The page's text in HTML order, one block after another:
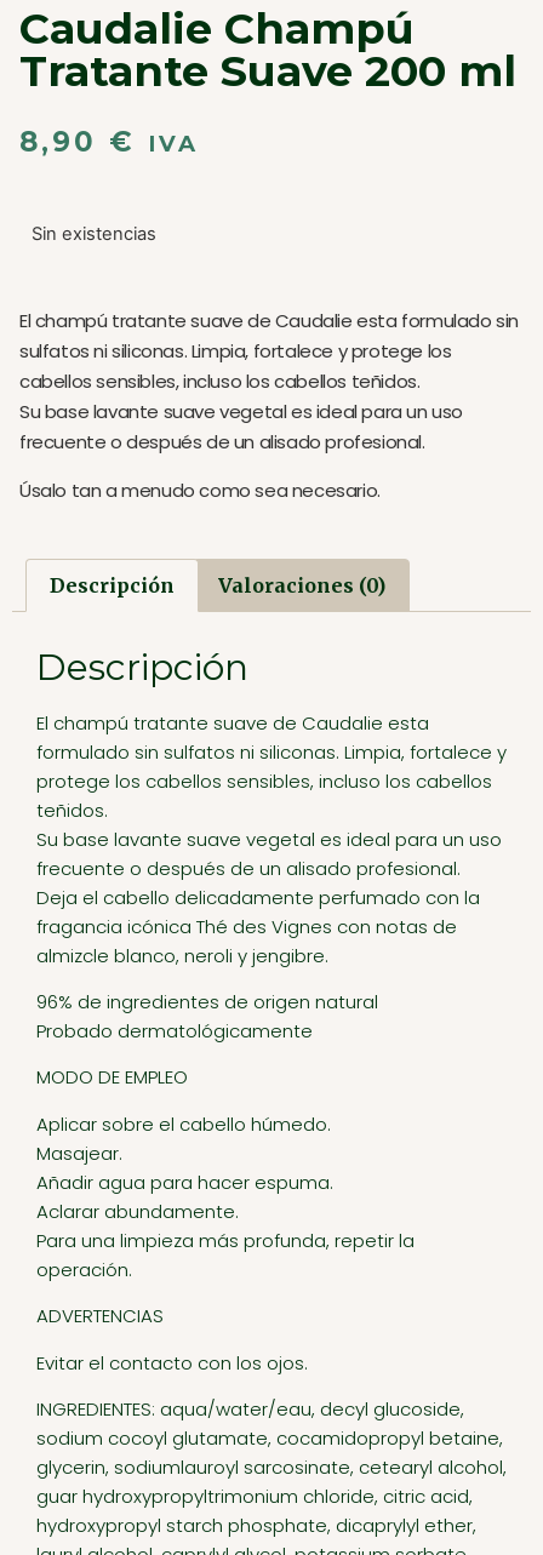
Caudalie Champú
Tratante Suave 200 ml
8,90 € IVA
Sin existencias
El champú tratante suave de Caudalie esta formulado sin
sulfatos ni siliconas. Limpia, fortalece y protege los
cabellos sensibles, incluso los cabellos teñidos.
Su base lavante suave vegetal es ideal para un uso
frecuente o después de un alisado profesional.
Úsalo tan a menudo como sea necesario.
Descripción Valoraciones (0)
Descripción
El champú tratante suave de Caudalie esta
formulado sin sulfatos ni siliconas. Limpia, fortalece y
protege los cabellos sensibles, incluso los cabellos
teñidos.
Su base lavante suave vegetal es ideal para un uso
frecuente o después de un alisado profesional.
Deja el cabello delicadamente perfumado con la
fragancia icónica Thé des Vignes con notas de
almizcle blanco, neroli y jengibre.
96% de ingredientes de origen natural
Probado dermatológicamente
MODO DE EMPLEO
Aplicar sobre el cabello húmedo.
Masajear.
Añadir agua para hacer espuma.
Aclarar abundamente.
Para una limpieza más profunda, repetir la
operación.
ADVERTENCIAS
Evitar el contacto con los ojos.
INGREDIENTES: aqua/water/eau, decyl glucoside,
sodium cocoyl glutamate, cocamidopropyl betaine,
glycerin, sodiumlauroyl sarcosinate, cetearyl alcohol,
guar hydroxypropyltrimonium chloride, citric acid,
hydroxypropyl starch phosphate, dicaprylyl ether,